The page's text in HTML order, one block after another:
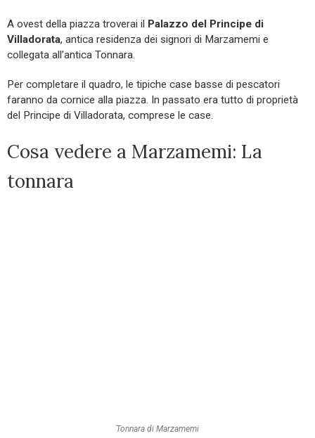
A ovest della piazza troverai il Palazzo del Principe di
Villadorata, antica residenza dei signori di Marzamemi e
collegata all’antica Tonnara.
Per completare il quadro, le tipiche case basse di pescatori
faranno da cornice alla piazza. In passato era tutto di proprietà
del Principe di Villadorata, comprese le case.
Cosa vedere a Marzamemi: La
tonnara
Tonnara di Marzamemi